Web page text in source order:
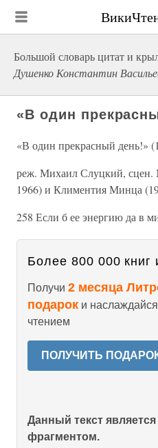
Большой словарь цитат и
Душенко Константин
«В один
«В один прекрасный день!»
реж. Михаил Слуцкий, сцен.
1966) и Климентия Минца
258 Если б ее энергию да в
Более 800 000 книг
Получи 2 месяца
подарок и
чтением
ПОЛУЧИТЬ
Данный текст
фрагментом.